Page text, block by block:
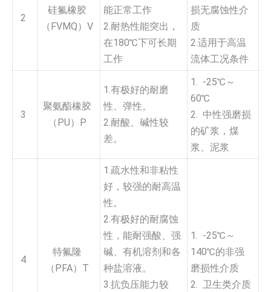
2
硅氟橡胶
（FVMQ）V
能正常工作
2.耐热性能突出，
在180℃下可长期
工作
损无腐蚀性介
质
2.适用于高温
流体工况条件
3
聚氨酯橡胶
（PU）P
1.有极好的耐磨
性、弹性。
2.耐酸、碱性较
差。
1. -25℃～
60℃
2. 中性强磨损
的矿浆，煤
浆、泥浆
4
特氟隆
（PFA）T
1.疏水性和非粘性
好，较强的耐高温
性。
2.有极好的耐腐蚀
性，能耐强酸、强
碱、有机溶剂和各
种盐溶液。
3.抗负压能力较
1. -25℃～
140℃的非强
磨损性介质
2. 卫生类介质